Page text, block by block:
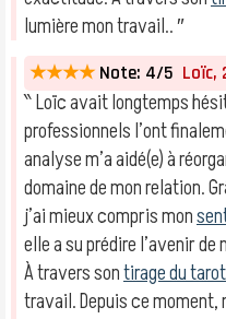
lumière mon travail.. ″
★★★★ Note: 4/5 Loïc,
‶ Loïc avait longtemps
professionnels l’ont
analyse m’a aidé(e) à
domaine de mon relation.
j’ai mieux compris mon
elle a su prédire l’avenir de
À travers sontirage du tarot
travail. Depuis ce moment,